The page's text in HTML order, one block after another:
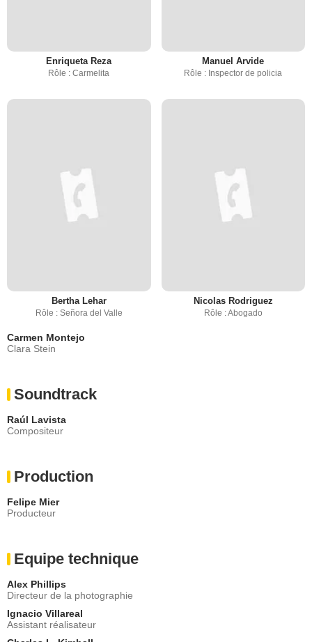
Enriqueta Reza
Rôle : Carmelita
Manuel Arvide
Rôle : Inspector de policia
Bertha Lehar
Rôle : Señora del Valle
Nicolas Rodriguez
Rôle : Abogado
Carmen Montejo
Clara Stein
Soundtrack
Raúl Lavista
Compositeur
Production
Felipe Mier
Producteur
Equipe technique
Alex Phillips
Directeur de la photographie
Ignacio Villareal
Assistant réalisateur